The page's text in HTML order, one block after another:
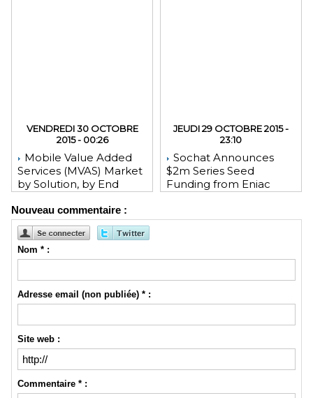
VENDREDI 30 OCTOBRE
2015 - 00:26
Mobile Value Added
Services (MVAS) Market
by Solution, by End
Geography - Global
Forecast and Analysis to
2020 - Reportlinker
Review
JEUDI 29 OCTOBRE 2015 -
23:10
Sochat Announces
$2m Series Seed
Funding from Eniac
Zhang
Nouveau commentaire :
Nom * :
Adresse email (non publiée) * :
Site web :
Commentaire * :